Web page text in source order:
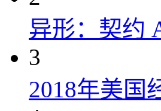
异形：契约
3
2018年美国